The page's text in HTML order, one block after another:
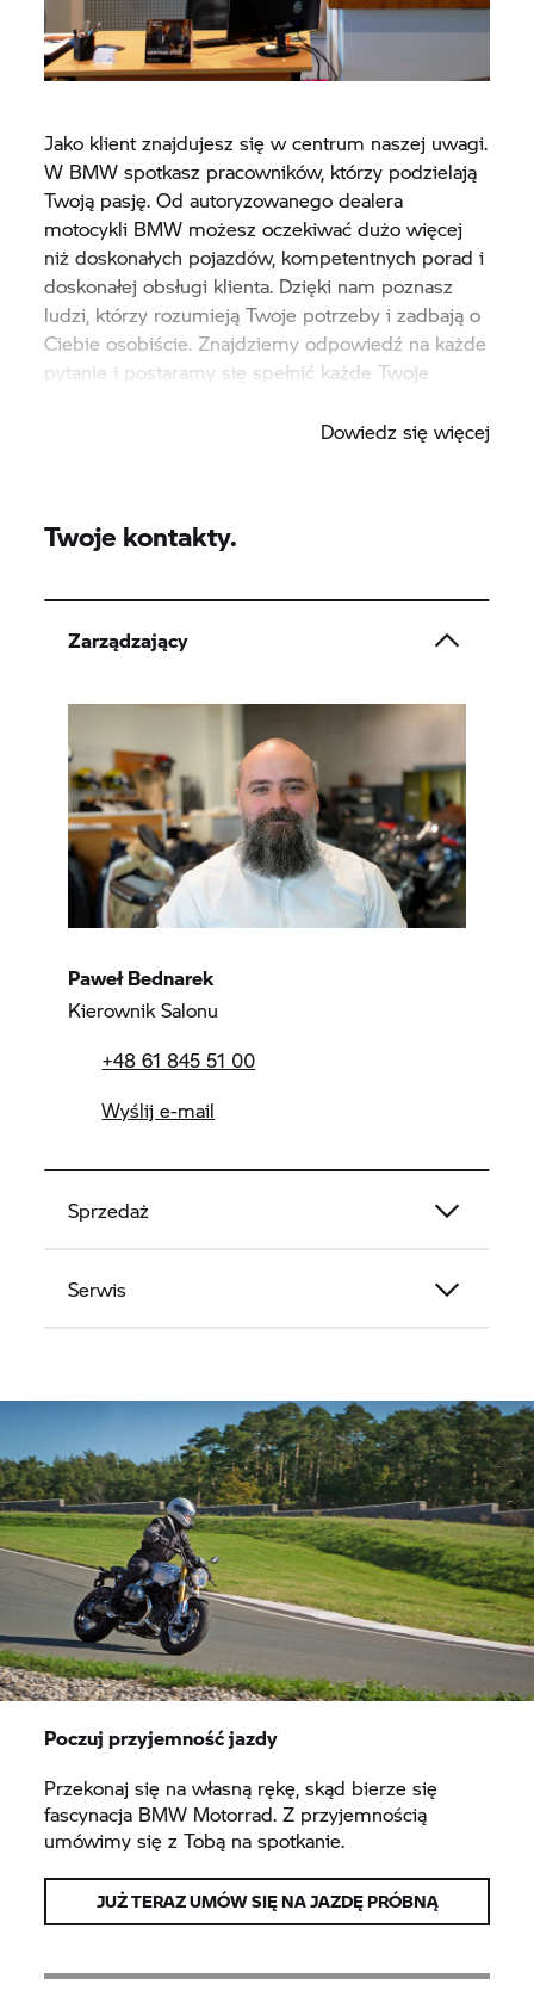
Jako klient znajdujesz się w centrum naszej uwagi.
W BMW spotkasz pracowników, którzy podzielają
Twoją pasję. Od autoryzowanego dealera
motocykli BMW możesz oczekiwać dużo więcej
niż doskonałych pojazdów, kompetentnych porad i
doskonałej obsługi klienta. Dzięki nam poznasz
ludzi, którzy rozumieją Twoje potrzeby i zadbają o
Ciebie osobiście. Znajdziemy odpowiedź na każde
pytanie i postaramy się spełnić każde Twoje
Dowiedz się więcej
Twoje kontakty.
Zarządzający
Paweł Bednarek
Kierownik Salonu
+48 61 845 51 00
Wyślij e-mail
Sprzedaż
Serwis
Poczuj przyjemność jazdy
Przekonaj się na własną rękę, skąd bierze się
fascynacja BMW Motorrad. Z przyjemnością
umówimy się z Tobą na spotkanie.
JUŻ TERAZ UMÓW SIĘ NA JAZDĘ PRÓBNĄ